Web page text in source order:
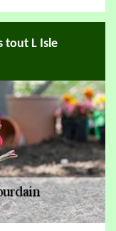
tout L Isle